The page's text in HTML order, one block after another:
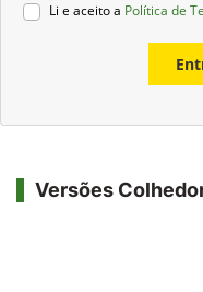
Li e aceito a Política de
Versões